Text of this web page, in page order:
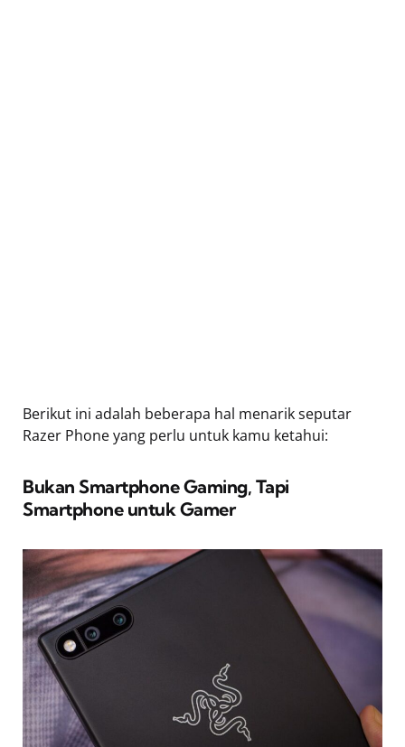
Berikut ini adalah beberapa hal menarik seputar
Razer Phone yang perlu untuk kamu ketahui:
Bukan Smartphone Gaming, Tapi
Smartphone untuk Gamer